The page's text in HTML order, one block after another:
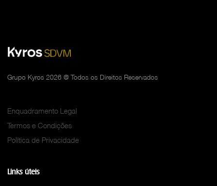
Grupo Kyros 2026 @ Todos os Direitos Reservados
Enquadramento Legal
Termos e Condições
Política de Privacidade
Links úteis